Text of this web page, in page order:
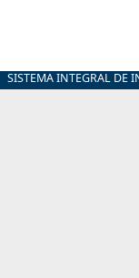
SISTEMA INTEGRAL DE